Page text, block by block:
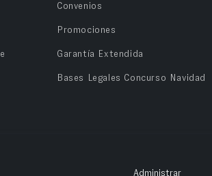
Administrar
Convenios
Promociones
Garantía Extendida
Bases Legales Concurso Navidad